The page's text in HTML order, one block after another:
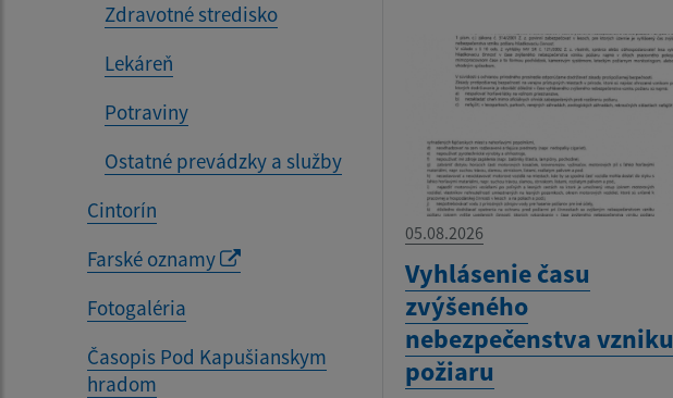
Zdravotné stredisko
Lekáreň
Potraviny
Ostatné prevádzky a služby
Cintorín
Farské oznamy
Fotogaléria
Časopis Pod Kapušianskym
hradom
05.08.2026
Vyhlásenie času
zvýšeného
nebezpečenstva vzniku
požiaru